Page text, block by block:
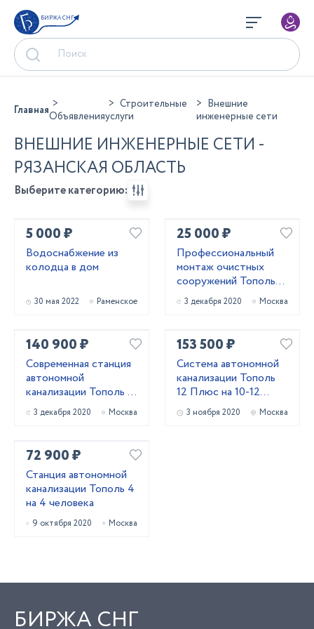
БИРЖА СНГ
ГлавнаяОбъявления
Строительные
услуги
Внешние
инженерные сети
ВНЕШНИЕ ИНЖЕНЕРНЫЕ СЕТИ -
РЯЗАНСКАЯ ОБЛАСТЬ
Выберите категорию:
5 000 ₽
Водоснабжение из
колодца в дом
30 мая 2022 Раменское
25 000 ₽
Профессиональный
монтаж очистных
сооружений Тополь
зимой
3 декабря 2020 Москва
140 900 ₽
Современная станция
автономной
канализации Тополь 9
ПР Плюс
3 декабря 2020 Москва
153 500 ₽
Система автономной
канализации Тополь
12 Плюс на 10-12
проживающих
3 ноября 2020 Москва
72 900 ₽
Станция автономной
канализации Тополь 4
на 4 человека
9 октября 2020 Москва
БИРЖА СНГ